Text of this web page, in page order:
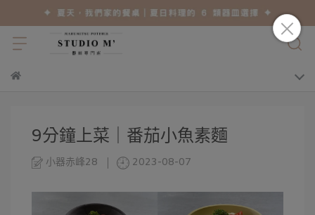
9分鐘上菜｜番茄小魚素麵
小器赤峰28 2023-08-07